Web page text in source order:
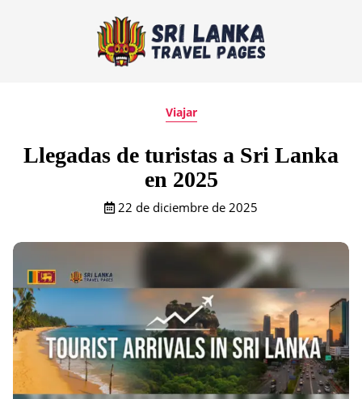
Viajar
Llegadas de turistas a Sri Lanka
en 2025
22 de diciembre de 2025